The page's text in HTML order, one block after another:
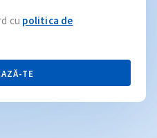
cu politica de
TE